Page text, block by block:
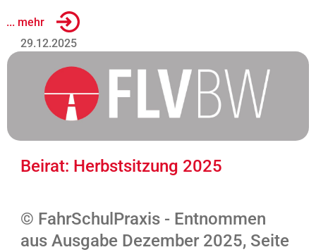
... mehr
29.12.2025
Beirat: Herbstsitzung 2025
© FahrSchulPraxis - Entnommen
aus Ausgabe Dezember 2025, Seite